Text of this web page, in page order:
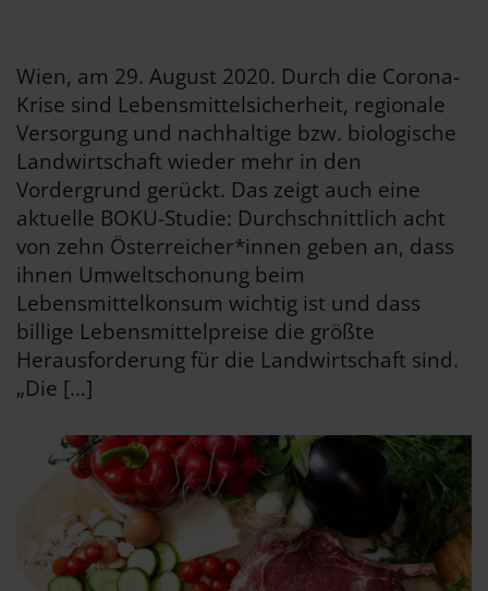
Wien, am 29. August 2020. Durch die Corona-
Krise sind Lebensmittelsicherheit, regionale
Versorgung und nachhaltige bzw. biologische
Landwirtschaft wieder mehr in den
Vordergrund gerückt. Das zeigt auch eine
aktuelle BOKU-Studie: Durchschnittlich acht
von zehn Österreicher*innen geben an, dass
ihnen Umweltschonung beim
Lebensmittelkonsum wichtig ist und dass
billige Lebensmittelpreise die größte
Herausforderung für die Landwirtschaft sind.
„Die […]